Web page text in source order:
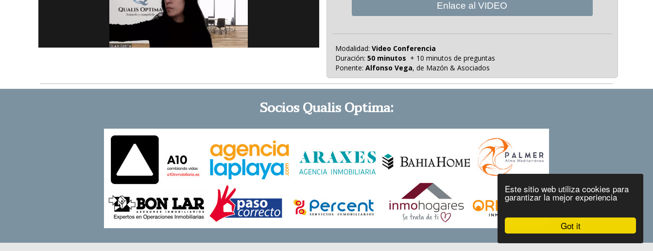
Got it
Este sitio web utiliza cookies para
garantizar la mejor experiencia
Enlace al VIDEO
Modalidad: Video Conferencia
Duración: 50 minutos + 10 minutos de preguntas
Ponente: Alfonso Vega, de Mazón & Asociados
Socios Qualis Optima: